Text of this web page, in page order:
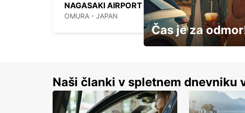
NAGASAKI AIRPORT
OMURA - JAPAN
Čas je za
Naši članki v spletnem dnevniku